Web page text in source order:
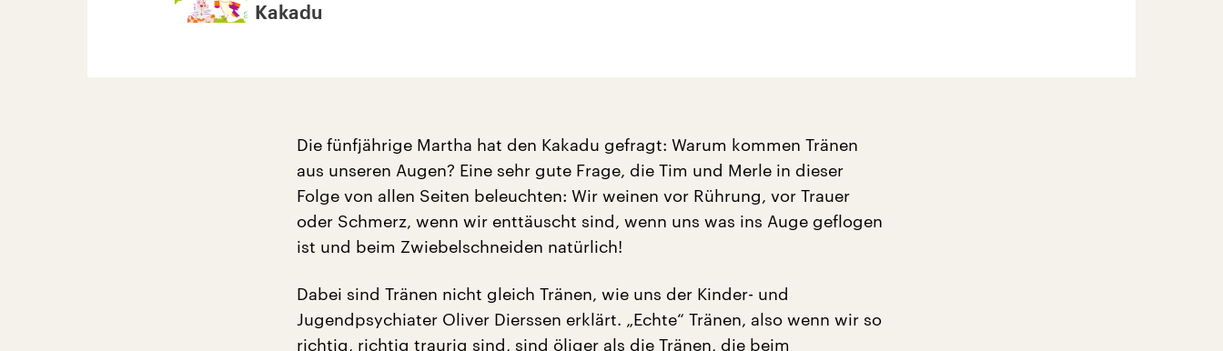
Kakadu
Die fünfjährige Martha hat den Kakadu gefragt: Warum kommen Tränen
aus unseren Augen? Eine sehr gute Frage, die Tim und Merle in dieser
Folge von allen Seiten beleuchten: Wir weinen vor Rührung, vor Trauer
oder Schmerz, wenn wir enttäuscht sind, wenn uns was ins Auge geflogen
ist und beim Zwiebelschneiden natürlich!
Dabei sind Tränen nicht gleich Tränen, wie uns der Kinder- und
Jugendpsychiater Oliver Dierssen erklärt. „Echte“ Tränen, also wenn wir so
richtig, richtig traurig sind, sind öliger als die Tränen, die beim